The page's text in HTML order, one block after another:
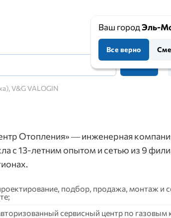
Ваш городЭль-
Все верно
V&G VALOGIN
Отопления» — инженерная
с 13-летним опытом и сетью из 9
подбор, продажа, монтаж и
сервисный центр по газовым